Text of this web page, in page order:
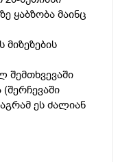
ყაბზობა მაინც
შემთხვევაში
ეს ძალიან